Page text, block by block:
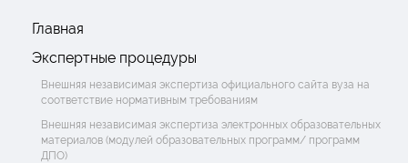
Главная
Экспертные процедуры
Внешняя независимая экспертиза официального сайта вуза на
соответствие нормативным требованиям
Внешняя независимая экспертиза электронных образовательных
материалов (модулей образовательных программ/ программ
ДПО)